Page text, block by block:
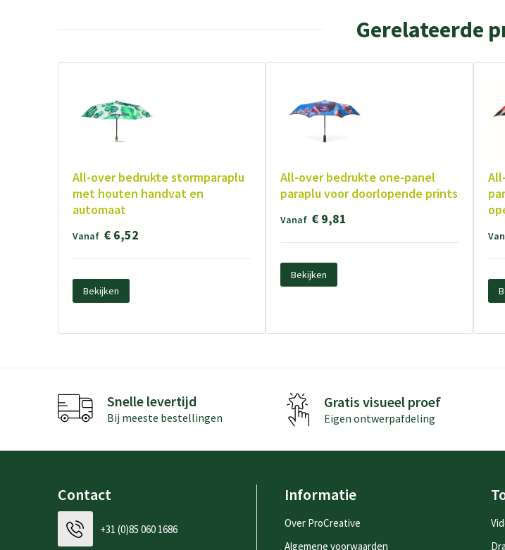
Gerelateerde
All-over bedrukte stormparaplu
met houten handvat en
automaat
Vanaf € 6,52
Bekijken
All-over bedrukte one-panel
paraplu voor doorlopende prints
Vanaf € 9,81
Bekijken
Snelle levertijd
Bij meeste bestellingen
Gratis visueel proef
Eigen ontwerpafdeling
Contact
+31 (0)85 060 1686
Informatie
Over ProCreative
Algemene voorwaarden